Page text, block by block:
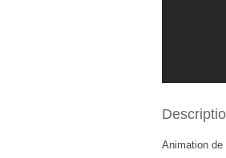
Animation de